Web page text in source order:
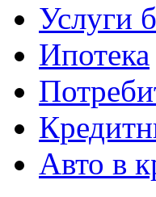
Услуги
Ипотека
Авто в